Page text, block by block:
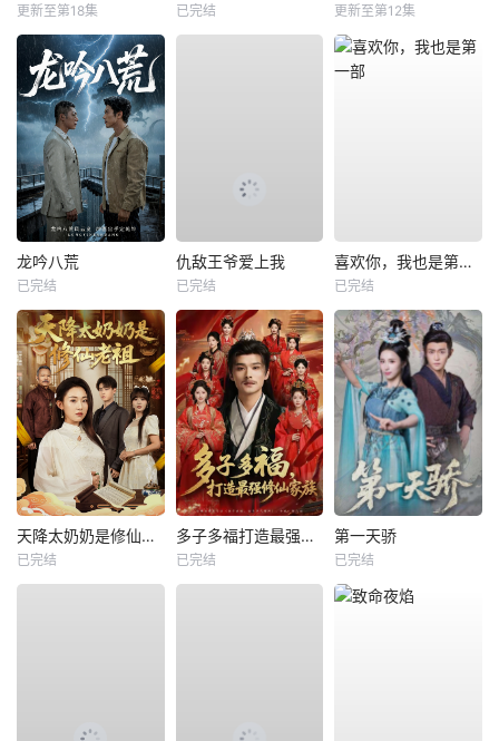
更新至第18集 已完结 更新至第12集
龙吟八荒
已完结
仇敌王爷爱上我
已完结
喜欢你，我也是第一部
已完结
天降太奶奶是修仙老祖
已完结
多子多福打造最强修仙家族
已完结
第一天骄
已完结